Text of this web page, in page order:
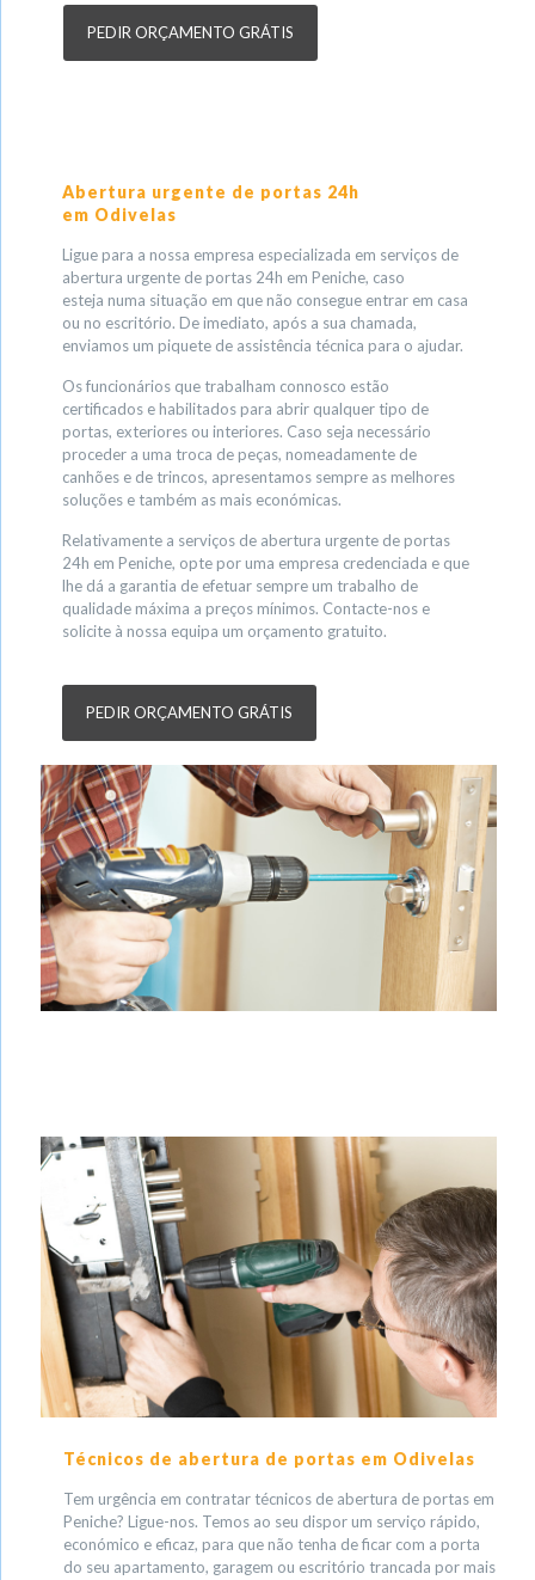
PEDIR ORÇAMENTO GRÁTIS
Abertura urgente de portas 24h
em Odivelas
Ligue para a nossa empresa especializada em serviços de
abertura urgente de portas 24h em Peniche, caso
esteja numa situação em que não consegue entrar em casa
ou no escritório. De imediato, após a sua chamada,
enviamos um piquete de assistência técnica para o ajudar.
Os funcionários que trabalham connosco estão
certificados e habilitados para abrir qualquer tipo de
portas, exteriores ou interiores. Caso seja necessário
proceder a uma troca de peças, nomeadamente de
canhões e de trincos, apresentamos sempre as melhores
soluções e também as mais económicas.
Relativamente a serviços de abertura urgente de portas
24h em Peniche, opte por uma empresa credenciada e que
lhe dá a garantia de efetuar sempre um trabalho de
qualidade máxima a preços mínimos. Contacte-nos e
solicite à nossa equipa um orçamento gratuito.
PEDIR ORÇAMENTO GRÁTIS
Técnicos de abertura de portas em Odivelas
Tem urgência em contratar técnicos de abertura de portas em
Peniche? Ligue-nos. Temos ao seu dispor um serviço rápido,
económico e eficaz, para que não tenha de ficar com a porta
do seu apartamento, garagem ou escritório trancada por mais